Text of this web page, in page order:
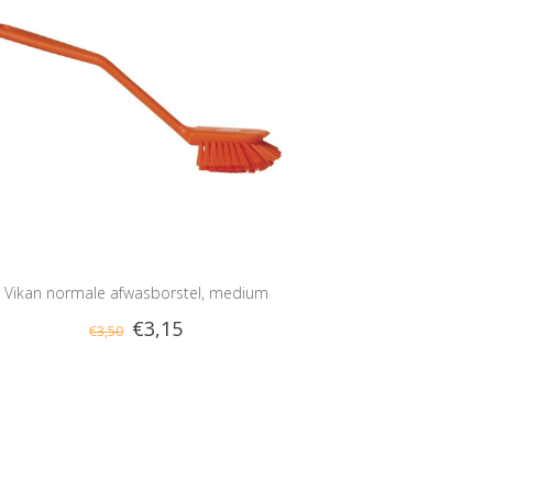
Vikan normale afwasborstel, medium
€3,50 €3,15